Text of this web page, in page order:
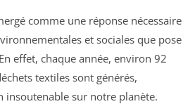
comme une réponse nécessaire
et sociales que pose
effet, chaque année, environ 92
textiles sont générés,
insoutenable sur notre planète.